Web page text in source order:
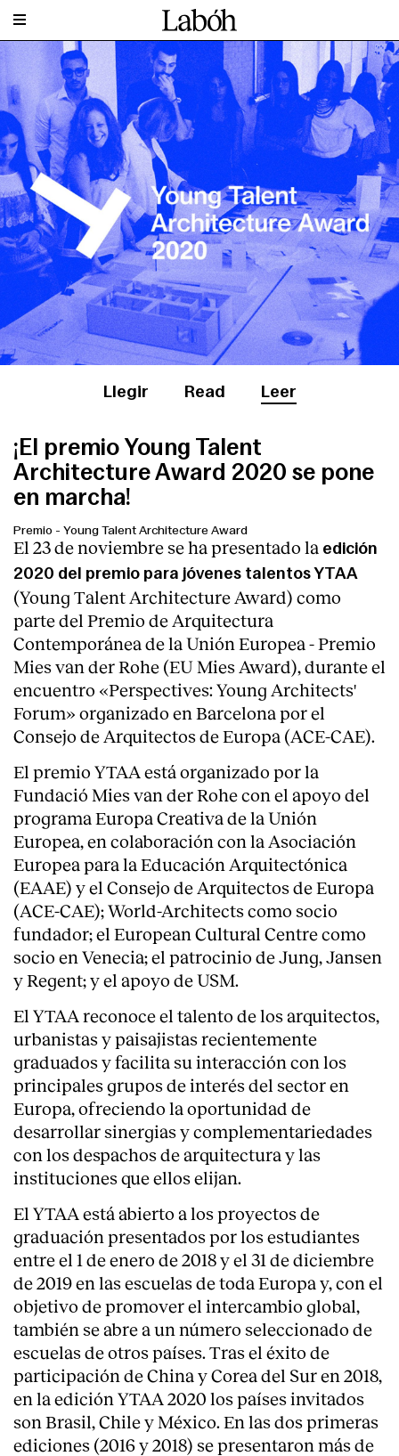
Llegir Read Leer
¡El premio Young Talent
Architecture Award 2020 se pone
en marcha!
Premio - Young Talent Architecture Award
El 23 de noviembre se ha presentado la edición
2020 del premio para jóvenes talentos YTAA
(Young Talent Architecture Award) como
parte del Premio de Arquitectura
Contemporánea de la Unión Europea - Premio
Mies van der Rohe (EU Mies Award), durante el
encuentro «Perspectives: Young Architects'
Forum» organizado en Barcelona por el
Consejo de Arquitectos de Europa (ACE-CAE).
El premio YTAA está organizado por la
Fundació Mies van der Rohe con el apoyo del
programa Europa Creativa de la Unión
Europea, en colaboración con la Asociación
Europea para la Educación Arquitectónica
(EAAE) y el Consejo de Arquitectos de Europa
(ACE-CAE); World-Architects como socio
fundador; el European Cultural Centre como
socio en Venecia; el patrocinio de Jung, Jansen
y Regent; y el apoyo de USM.
El YTAA reconoce el talento de los arquitectos,
urbanistas y paisajistas recientemente
graduados y facilita su interacción con los
principales grupos de interés del sector en
Europa, ofreciendo la oportunidad de
desarrollar sinergias y complementariedades
con los despachos de arquitectura y las
instituciones que ellos elijan.
El YTAA está abierto a los proyectos de
graduación presentados por los estudiantes
entre el 1 de enero de 2018 y el 31 de diciembre
de 2019 en las escuelas de toda Europa y, con el
objetivo de promover el intercambio global,
también se abre a un número seleccionado de
escuelas de otros países. Tras el éxito de
participación de China y Corea del Sur en 2018,
en la edición YTAA 2020 los países invitados
son Brasil, Chile y México. En las dos primeras
ediciones (2016 y 2018) se presentaron más de